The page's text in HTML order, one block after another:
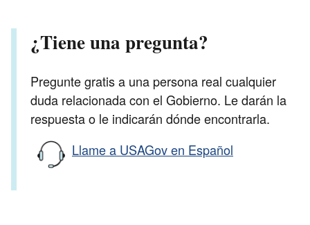
¿Tiene una pregunta?
Pregunte gratis a una persona real cualquier
duda relacionada con el Gobierno. Le darán la
respuesta o le indicarán dónde encontrarla.
Llame a USAGov en Español